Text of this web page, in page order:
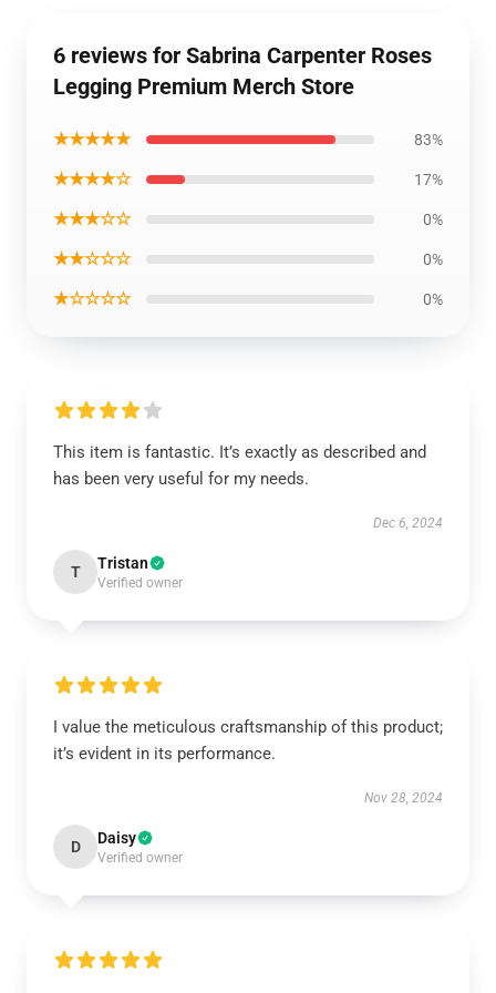
6 reviews for Sabrina Carpenter Roses
Legging Premium Merch Store
★★★★★ 83%
★★★★☆ 17%
★★★☆☆ 0%
★★☆☆☆ 0%
★☆☆☆☆ 0%
This item is fantastic. It’s exactly as described and
has been very useful for my needs.
Dec 6, 2024
T Tristan
Verified owner
I value the meticulous craftsmanship of this product;
it’s evident in its performance.
Nov 28, 2024
D Daisy
Verified owner